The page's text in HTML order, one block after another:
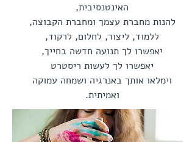
האינטנסיבית,
להנות מחברת עצמך ומחברת הקבוצה,
ללמוד, ליצור, לחלום, לרקוד,
יאפשרו לך תנועה חדשה בחייך,
יאפשרו לך לעשות ריסטרט
וימלאו אותך באנרגיה ושמחה עמוקה
ואמיתית.